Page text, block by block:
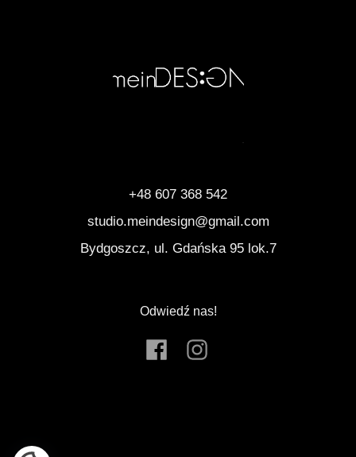
+48 607 368 542
studio.meindesign@gmail.com
Bydgoszcz, ul. Gdańska 95 lok.7
Odwiedź nas!